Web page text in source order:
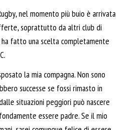
nel momento più buio è arrivata
soprattutto da altri club di
ha fatto una scelta completamente
la mia compagna. Non sono
successe se fossi rimasto in
situazioni peggiori può nascere
essere padre. Se il mio